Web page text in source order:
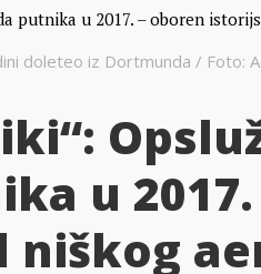
doleteo iz Dortmunda / Foto:
u